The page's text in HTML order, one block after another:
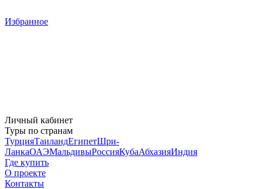
Избранное
Личный кабинет
Туры по странам
ТурцияТаиландЕгипетШри-
ЛанкаОАЭМальдивыРоссияКубаАбхазияИндия
Где купить
О проекте
Контакты